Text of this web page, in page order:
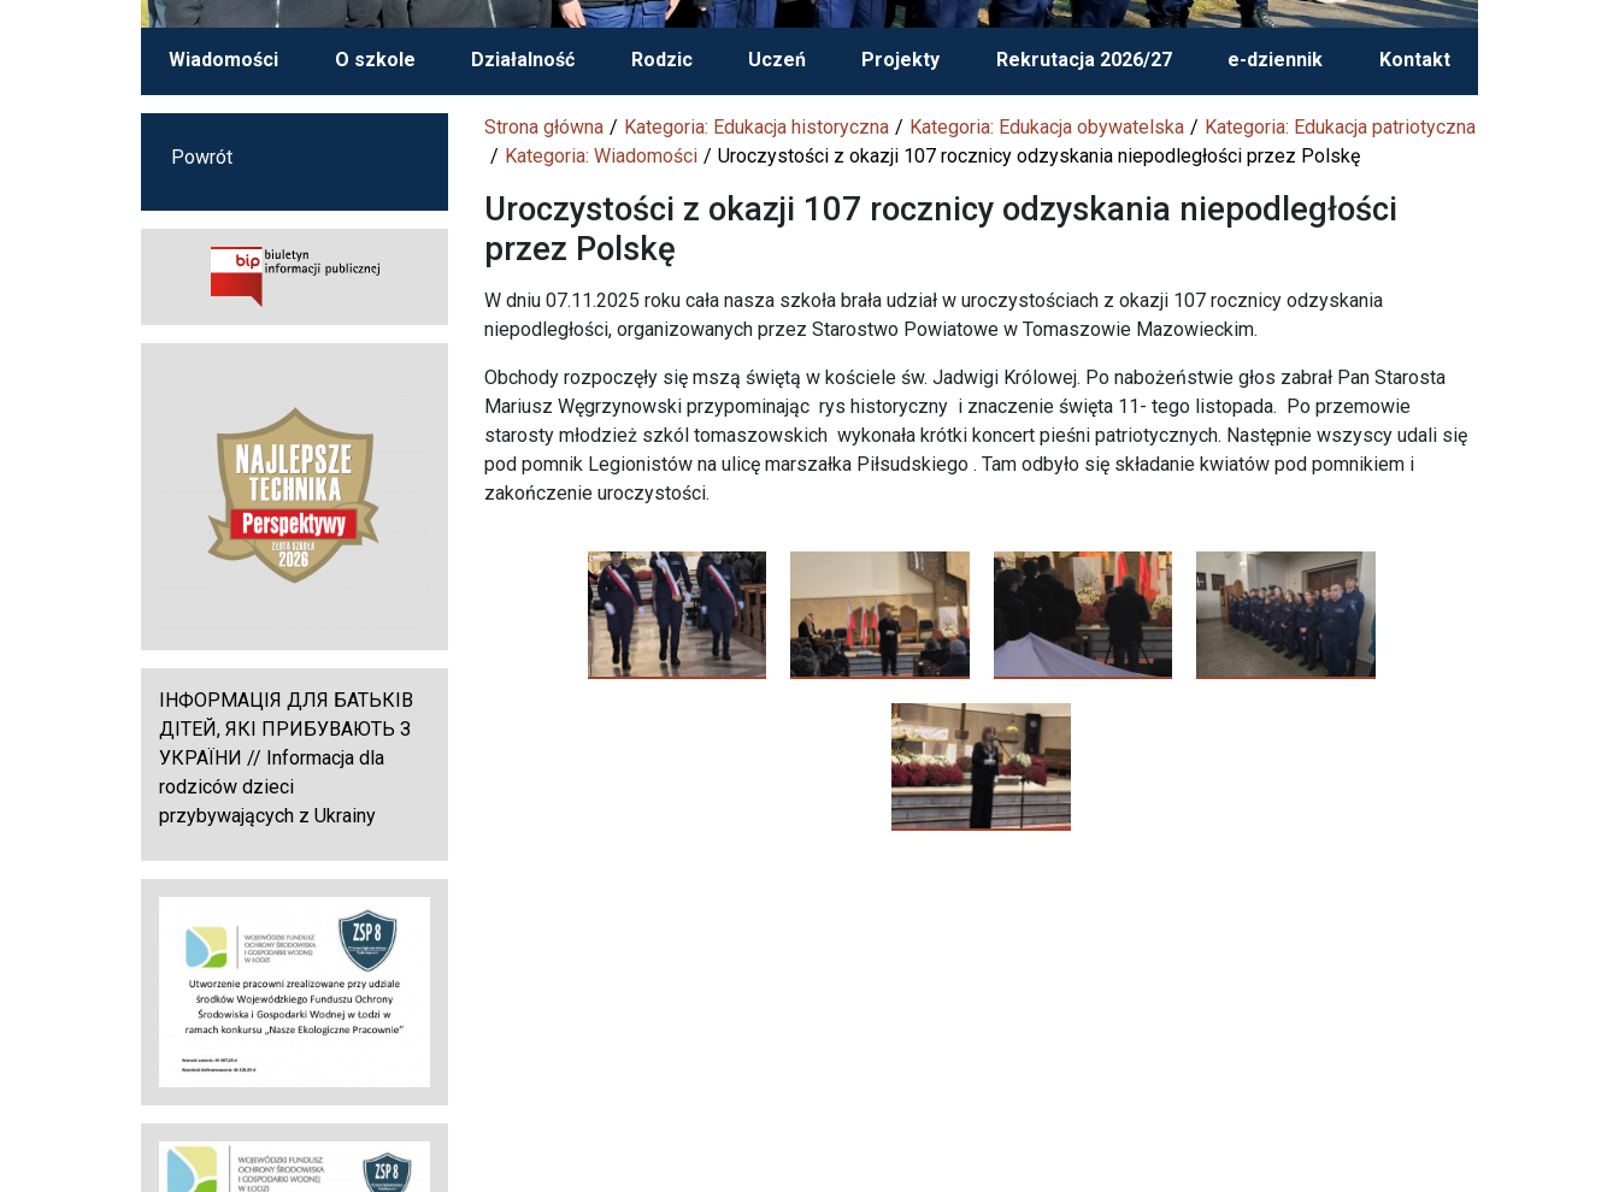
Wiadomości O szkole Działalność Rodzic Uczeń Projekty Rekrutacja 2026/27 e-dziennik Kontakt
Strona główna Kategoria: Edukacja historyczna Kategoria: Edukacja obywatelska
Kategoria: Edukacja patriotyczna
Kategoria: Wiadomości
Uroczystości z okazji 107 rocznicy odzyskania niepodległości przez Polskę
Uroczystości z okazji 107 rocznicy odzyskania niepodległości
przez Polskę
W dniu 07.11.2025 roku cała nasza szkoła brała udział w uroczystościach z okazji 107 rocznicy odzyskania
niepodległości, organizowanych przez Starostwo Powiatowe w Tomaszowie Mazowieckim.
Obchody rozpoczęły się mszą świętą w kościele św. Jadwigi Królowej. Po nabożeństwie głos zabrał Pan Starosta
Mariusz Węgrzynowski przypominając rys historyczny i znaczenie święta 11- tego listopada. Po przemowie
starosty młodzież szkól tomaszowskich wykonała krótki koncert pieśni patriotycznych. Następnie wszyscy udali się
pod pomnik Legionistów na ulicę marszałka Piłsudskiego . Tam odbyło się składanie kwiatów pod pomnikiem i
zakończenie uroczystości.
Powrót
ІНФОРМАЦІЯ ДЛЯ БАТЬКІВ
ДІТЕЙ, ЯКІ ПРИБУВАЮТЬ З
УКРАЇНИ // Informacja dla
rodziców dzieci
przybywających z Ukrainy